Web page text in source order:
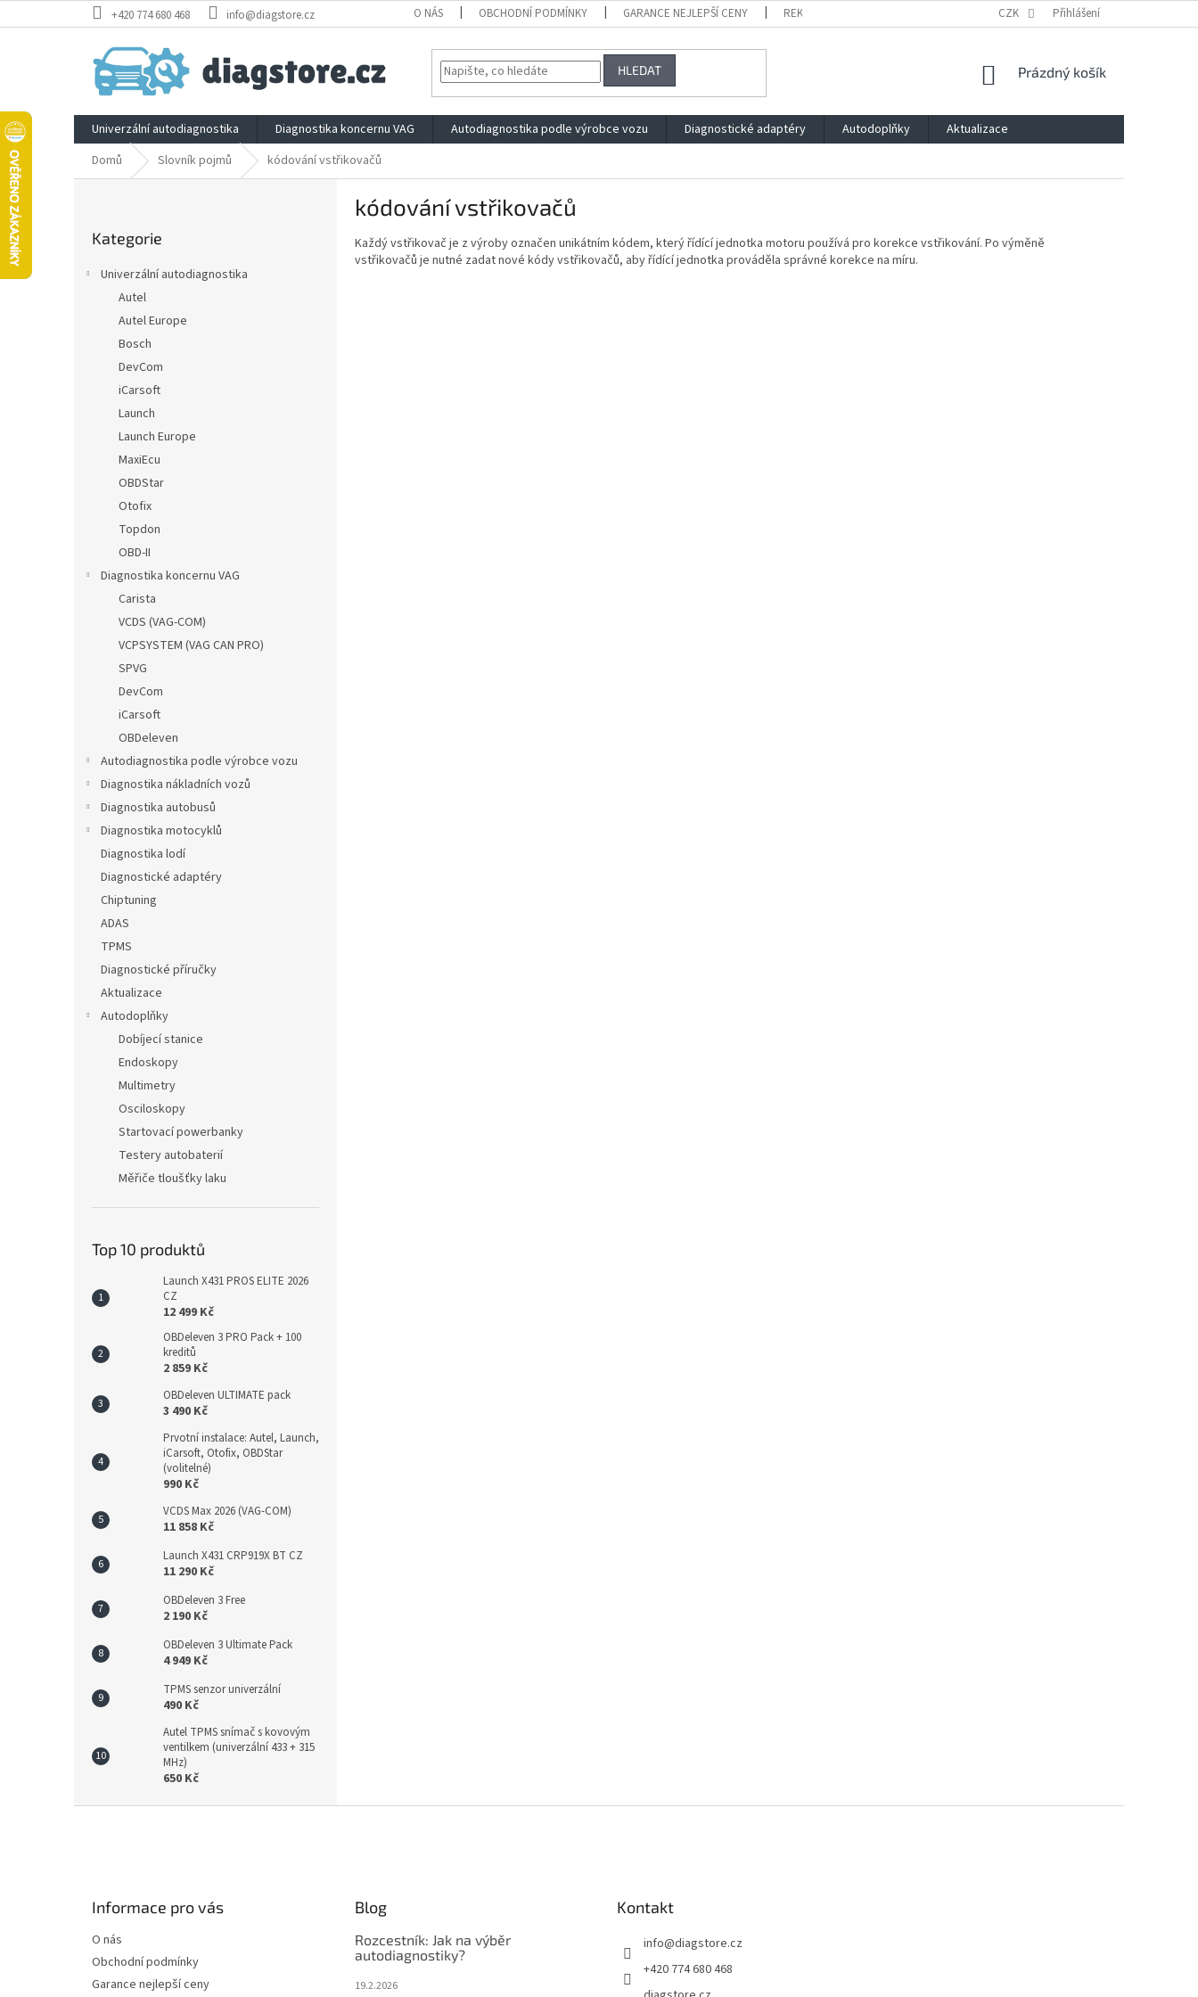
na
+420 774 680 468 info@diagstore.cz O NÁS OBCHODNÍ PODMÍNKY GARANCE NEJLEPŠÍ CENY REKLAMACE A ODSTOUPENÍ OD SMLOUVY PODMÍNKY OCHRANY OSOBNÍCH
CZK Přihlášení
HLEDAT
NÁKUPNÍ
Prázdný košík
Univerzální autodiagnostika Diagnostika koncernu VAG Autodiagnostika podle výrobce vozu Diagnostické adaptéry Autodoplňky
Aktualizace
Domů
Slovník pojmů kódování vstřikovačů
kategorie
Kategorie
Univerzální autodiagnostika
Autel
Autel Europe
Bosch
DevCom
iCarsoft
Launch
Launch Europe
MaxiEcu
OBDStar
Otofix
Topdon
OBD-II
Diagnostika koncernu VAG
Carista
VCDS (VAG-COM)
VCPSYSTEM (VAG CAN PRO)
SPVG
DevCom
iCarsoft
OBDeleven
Autodiagnostika podle výrobce vozu
Diagnostika nákladních vozů
Diagnostika autobusů
Diagnostika motocyklů
Diagnostika lodí
Diagnostické adaptéry
Chiptuning
ADAS
TPMS
Diagnostické příručky
Aktualizace
Autodoplňky
Dobíjecí stanice
Endoskopy
Multimetry
Osciloskopy
Startovací powerbanky
Testery autobaterií
Měřiče tloušťky laku
Top 10 produktů
Launch X431 PROS ELITE 2026
CZ
12 499 Kč
OBDeleven 3 PRO Pack + 100
kreditů
2 859 Kč
OBDeleven ULTIMATE pack
3 490 Kč
Prvotní instalace: Autel, Launch,
iCarsoft, Otofix, OBDStar
(volitelné)
990 Kč
VCDS Max 2026 (VAG-COM)
11 858 Kč
Launch X431 CRP919X BT CZ
11 290 Kč
OBDeleven 3 Free
2 190 Kč
OBDeleven 3 Ultimate Pack
4 949 Kč
TPMS senzor univerzální
490 Kč
Autel TPMS snímač s kovovým
ventilkem (univerzální 433 + 315
MHz)
650 Kč
kódování vstřikovačů
Každý vstřikovač je z výroby označen unikátním kódem, který řídící jednotka motoru používá pro korekce vstřikování. Po výměně
vstřikovačů je nutné zadat nové kódy vstřikovačů, aby řídící jednotka prováděla správné korekce na míru.
Informace pro vás
O nás
Obchodní podmínky
Garance nejlepší ceny
Blog
Rozcestník: Jak na výběr
autodiagnostiky?
19.2.2026
Kontakt
info@diagstore.cz
+420 774 680 468